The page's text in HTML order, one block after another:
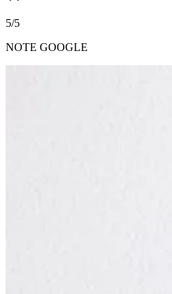
5/5
NOTE GOOGLE